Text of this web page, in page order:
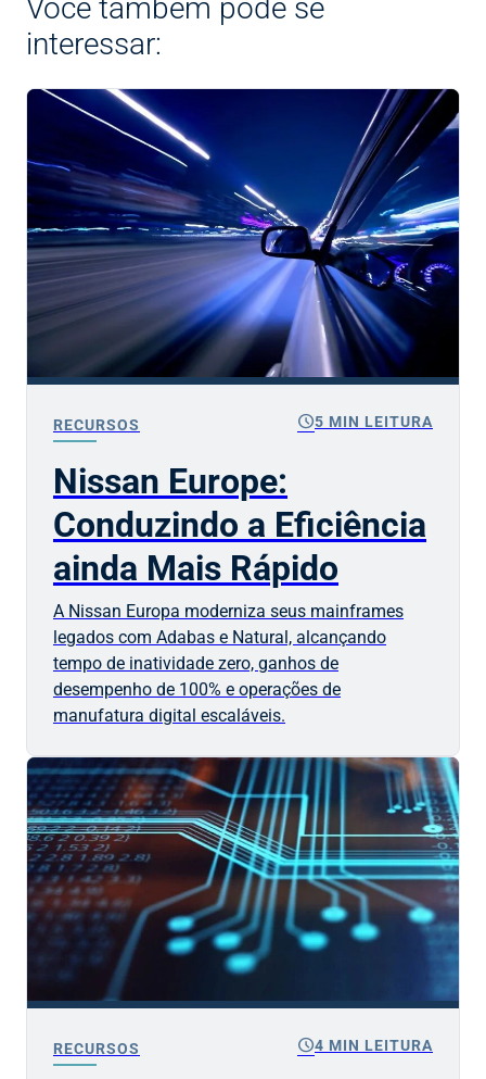
Você também pode se
interessar:
RECURSOS schedule5 MIN LEITURA
Nissan Europe:
Conduzindo a Eficiência
ainda Mais Rápido
A Nissan Europa moderniza seus mainframes
legados com Adabas e Natural, alcançando
tempo de inatividade zero, ganhos de
desempenho de 100% e operações de
manufatura digital escaláveis.
RECURSOS schedule4 MIN LEITURA